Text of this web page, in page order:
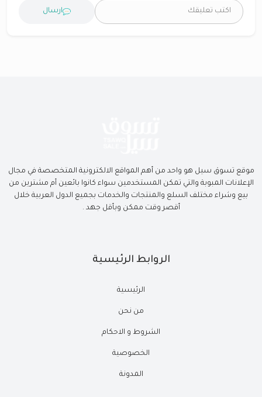
ارسال
موقع تسوق سيل هو واحد من أهم المواقع الالكترونية المتخصصة في مجال
الإعلانات المبوبة والتي تمكن المستخدمين سواء كانوا بائعين أم مشترين من
بيع وشراء مختلف السلع والمنتجات والخدمات بجميع الدول العربية خلال
أقصر وقت ممكن وبأقل جهد .
الروابط الرئيسية
الرئيسية
من نحن
الشروط و الاحكام
الخصوصية
المدونة